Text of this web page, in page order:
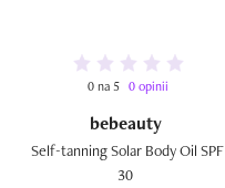
0 na 5 0 opinii
bebeauty
Self-tanning Solar Body Oil SPF